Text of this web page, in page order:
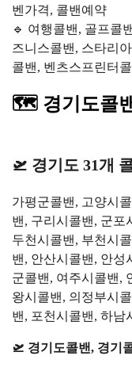
벤가격, 콜밴예약
🔹 여행콜밴, 골프콜
즈니스콜밴, 스타리
콜밴, 벤츠스프린터
🗺️ 경기도콜
🛫 경기도 31개
가평군콜밴, 고양시
밴, 구리시콜밴, 군포
두천시콜밴, 부천시
밴, 안산시콜밴, 안성
군콜밴, 여주시콜밴,
왕시콜밴, 의정부시
밴, 포천시콜밴, 하남
🛫 경기도콜밴, 경기